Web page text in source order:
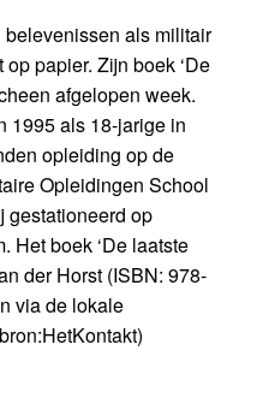
belevenissen als militair
papier. Zijn boek ‘De
afgelopen week.
1995 als 18-jarige in
opleiding op de
Opleidingen School
gestationeerd op
Het boek ‘De laatste
der Horst (ISBN: 978-
via de lokale